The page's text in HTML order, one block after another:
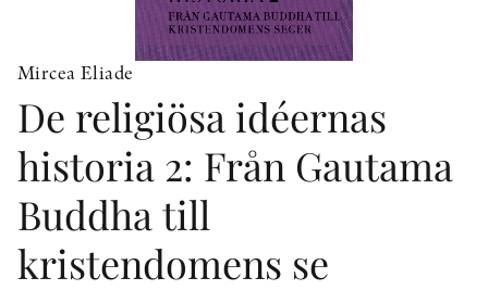
UTMÄRKELSER
ÖVRIGA FORMAT
Mircea Eliade
De religiösa idéernas
historia 2: Från Gautama
Buddha till
kristendomens se